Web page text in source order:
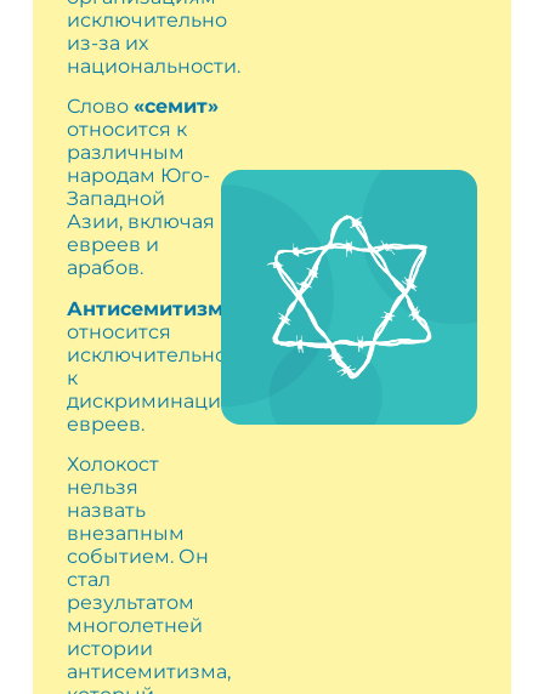
исключительно
из-за их
национальности.
Слово «семит»
относится к
различным
народам Юго-
Западной
Азии, включая
евреев и
арабов.
Антисемитизм
относится
исключительно
к
дискриминации
евреев.
Холокост
нельзя
назвать
внезапным
событием. Он
стал
результатом
многолетней
истории
антисемитизма,